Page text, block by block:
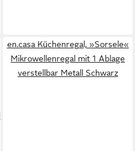
en.casa Küchenregal, »Sorsele«
Mikrowellenregal mit 1 Ablage
verstellbar Metall Schwarz